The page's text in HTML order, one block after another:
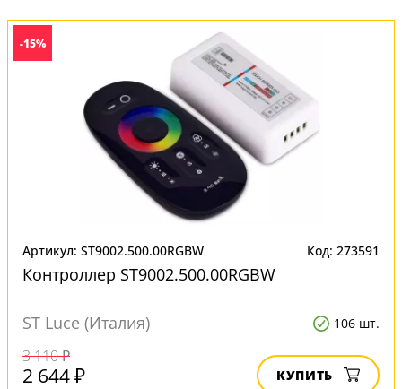
-15%
Артикул: ST9002.500.00RGBW Код: 273591
Контроллер ST9002.500.00RGBW
ST Luce (Италия) 106 шт.
3 110 ₽
2 644 ₽ КУПИТЬ